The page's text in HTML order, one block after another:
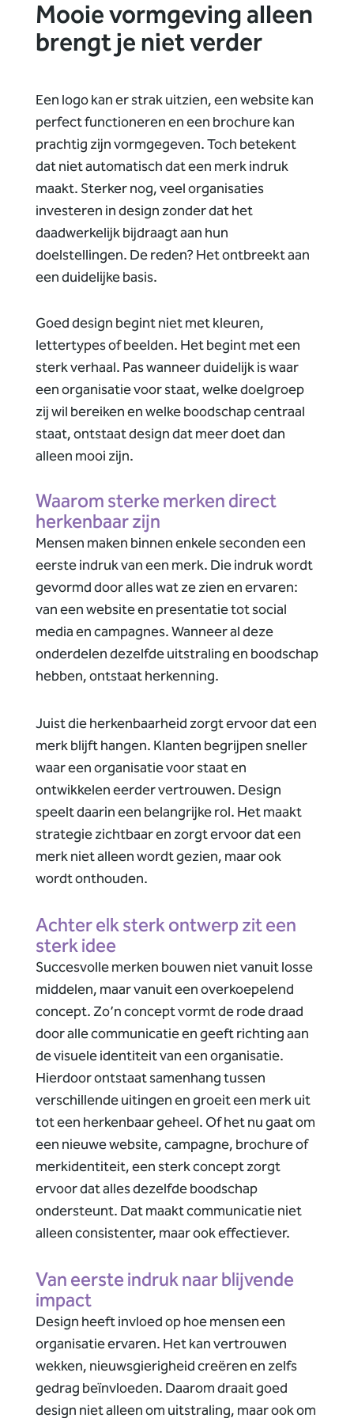
Mooie vormgeving alleen
brengt je niet verder
Een logo kan er strak uitzien, een website kan
perfect functioneren en een brochure kan
prachtig zijn vormgegeven. Toch betekent
dat niet automatisch dat een merk indruk
maakt. Sterker nog, veel organisaties
investeren in design zonder dat het
daadwerkelijk bijdraagt aan hun
doelstellingen. De reden? Het ontbreekt aan
een duidelijke basis.
Goed design begint niet met kleuren,
lettertypes of beelden. Het begint met een
sterk verhaal. Pas wanneer duidelijk is waar
een organisatie voor staat, welke doelgroep
zij wil bereiken en welke boodschap centraal
staat, ontstaat design dat meer doet dan
alleen mooi zijn.
Waarom sterke merken direct
herkenbaar zijn
Mensen maken binnen enkele seconden een
eerste indruk van een merk. Die indruk wordt
gevormd door alles wat ze zien en ervaren:
van een website en presentatie tot social
media en campagnes. Wanneer al deze
onderdelen dezelfde uitstraling en boodschap
hebben, ontstaat herkenning.
Juist die herkenbaarheid zorgt ervoor dat een
merk blijft hangen. Klanten begrijpen sneller
waar een organisatie voor staat en
ontwikkelen eerder vertrouwen. Design
speelt daarin een belangrijke rol. Het maakt
strategie zichtbaar en zorgt ervoor dat een
merk niet alleen wordt gezien, maar ook
wordt onthouden.
Achter elk sterk ontwerp zit een
sterk idee
Succesvolle merken bouwen niet vanuit losse
middelen, maar vanuit een overkoepelend
concept. Zo’n concept vormt de rode draad
door alle communicatie en geeft richting aan
de visuele identiteit van een organisatie.
Hierdoor ontstaat samenhang tussen
verschillende uitingen en groeit een merk uit
tot een herkenbaar geheel. Of het nu gaat om
een nieuwe website, campagne, brochure of
merkidentiteit, een sterk concept zorgt
ervoor dat alles dezelfde boodschap
ondersteunt. Dat maakt communicatie niet
alleen consistenter, maar ook effectiever.
Van eerste indruk naar blijvende
impact
Design heeft invloed op hoe mensen een
organisatie ervaren. Het kan vertrouwen
wekken, nieuwsgierigheid creëren en zelfs
gedrag beïnvloeden. Daarom draait goed
design niet alleen om uitstraling, maar ook om